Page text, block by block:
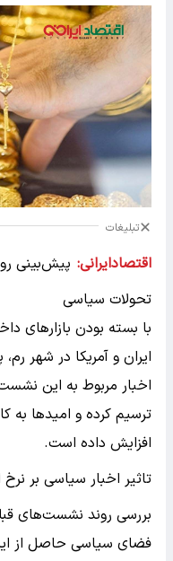
تبلیغات
اقتصادایرانی: پیش‌بینی
تحولات سیاسی
با بسته بودن بازارهای
ایران و آمریکا در شهر رم،
اخبار مربوط به این
ترسیم کرده و امیدها به
افزایش داده است.
تاثیر اخبار سیاسی بر نرخ
بررسی روند نشست‌های
فضای سیاسی حاصل از